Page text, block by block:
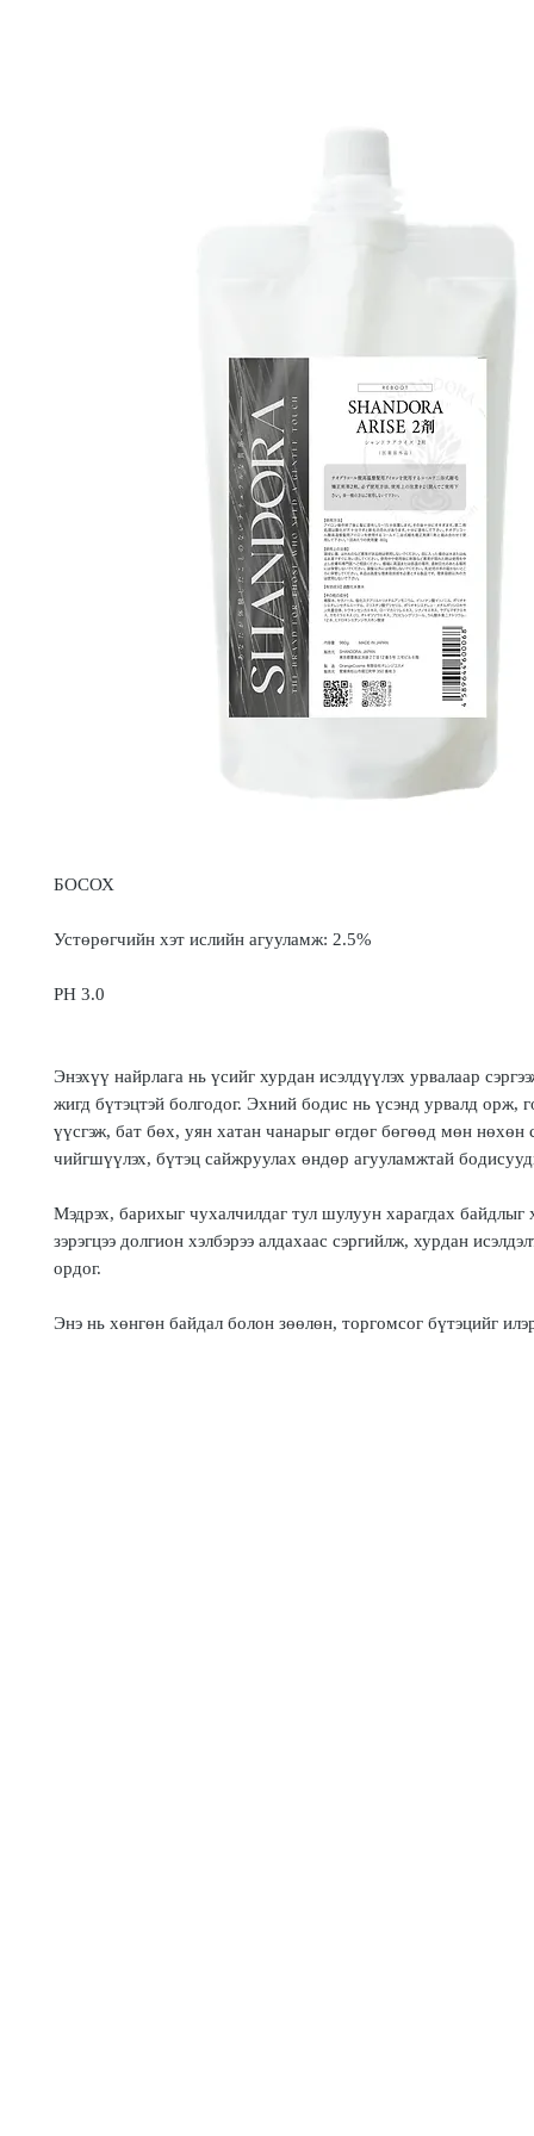
БОСОХ
Устөрөгчийн хэт ислийн агууламж: 2.5%
PH 3.0
Энэхүү найрлага нь үсийг хурдан исэлдүүлэх урвалаар
жигд бүтэцтэй болгодог. Эхний бодис нь үсэнд урвалд орж,
үүсгэж, бат бөх, уян хатан чанарыг өгдөг бөгөөд мөн нөхөн
чийгшүүлэх, бүтэц сайжруулах өндөр агууламжтай
Мэдрэх, барихыг чухалчилдаг тул шулуун харагдах байдлыг
зэрэгцээ долгион хэлбэрээ алдахаас сэргийлж, хурдан
ордог.
Энэ нь хөнгөн байдал болон зөөлөн, торгомсог бүтэцийг